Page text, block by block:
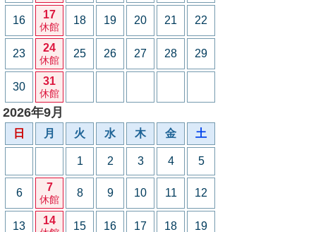
16 17
休館
18 19 20 21 22
23 24
休館
25 26 27 28 29
30 31
休館
2026年9月
日 月 火 水 木 金 土
1 2 3 4 5
6 7
休館
8 9 10 11 12
13 14 15 16 17 18 19